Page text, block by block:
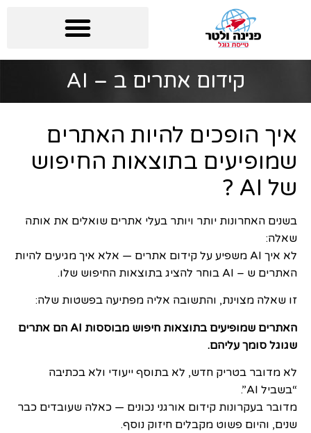
קידום אתרים ב – AI
איך הופכים להיות האתרים
שמופיעים בתוצאות החיפוש
של AI ?
בשנים האחרונות יותר ויותר בעלי אתרים שואלים את אותה
שאלה:
לא איך AI משפיע על קידום אתרים — אלא איך מגיעים להיות
האתרים ש – AI בוחר להציג בתוצאות החיפוש שלו.
זו שאלה מצוינת, והתשובה אליה מפתיעה בפשטות שלה:
האתרים שמופיעים בתוצאות חיפוש מבוססות AI הם אתרים
שגוגל סומך עליהם.
לא מדובר בטריק חדש, לא בתוסף ייעודי ולא בכתיבה
“בשביל AI”.
מדובר בעקרונות קידום אורגני נכונים — כאלה שעובדים כבר
שנים, והיום פשוט מקבלים חיזוק נוסף.